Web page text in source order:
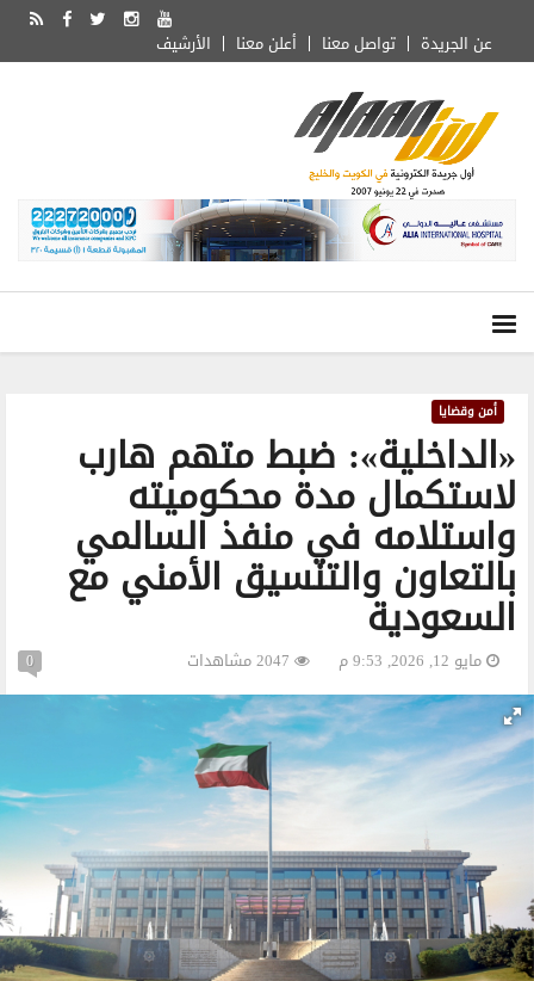
الأرشيف أعلن معنا تواصل معنا عن الجريدة
«الداخلية»: ضبط متهم هارب
لاستكمال مدة محكوميته
واستلامه في منفذ السالمي
بالتعاون والتنسيق الأمني مع
السعودية
أمن وقضايا
مايو 12, 2026, 9:53 م 0